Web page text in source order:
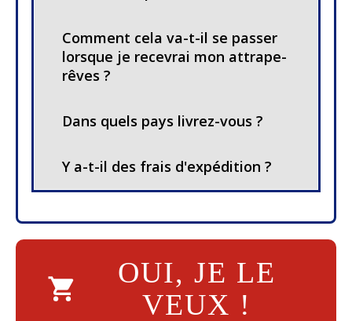
Comment cela va-t-il se passer
lorsque je recevrai mon attrape-
rêves ?
Dans quels pays livrez-vous ?
Y a-t-il des frais d'expédition ?
OUI, JE LE
VEUX !